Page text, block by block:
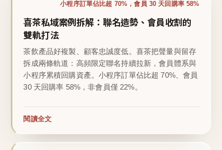
小程序訂單佔比超 70%，會員 30 天回購率 58%
喜茶私域案例拆解：聯名造勢、會員收割的
雙軌打法
茶飲產品好複製、顧客忠誠度低。喜茶把聲量與留存
拆成兩條軌道：高頻限定聯名持續拉新，會員體系與
小程序累積回購資產。小程序訂單佔比超 70%、會員
30 天回購率 58%，非會員僅 22%。
閱讀全文